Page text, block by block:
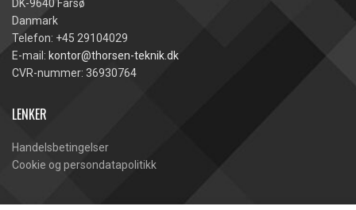
DK-9640 Farsø
Danmark
Telefon: +45 29104029
E-mail: kontor@thorsen-teknik.dk
CVR-nummer: 36930764
LENKER
Handelsbetingelser
Cookie og persondatapolitikk